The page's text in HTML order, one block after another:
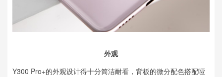
外观
Y300 Pro+的外观设计得十分简洁耐看，背板的微分配色搭配哑